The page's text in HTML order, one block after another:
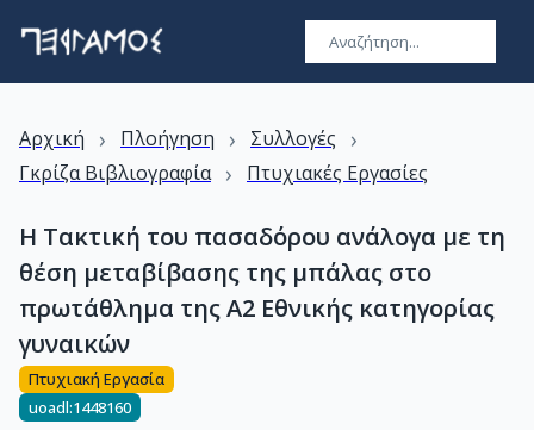
Αρχική › Πλοήγηση › Συλλογές ›
Γκρίζα Βιβλιογραφία › Πτυχιακές Εργασίες
Η Τακτική του πασαδόρου ανάλογα με τη
θέση μεταβίβασης της μπάλας στο
πρωτάθλημα της Α2 Εθνικής κατηγορίας
γυναικών
Πτυχιακή Εργασία
uoadl:1448160